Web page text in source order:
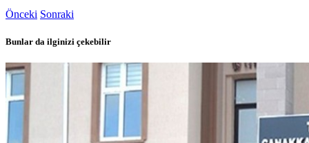
Önceki Sonraki
Bunlar da ilginizi çekebilir